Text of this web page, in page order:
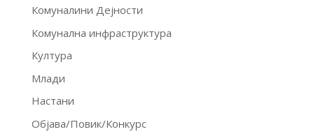
Комуналини Дејности
Комунална инфраструктура
Култура
Млади
Настани
Објава/Повик/Конкурс